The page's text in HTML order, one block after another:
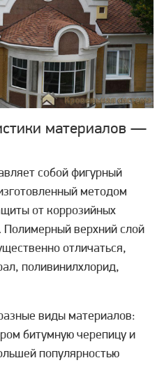
материалов —
собой фигурный
методом
от коррозийных
Полимерный верхний слой
отличаться,
поливинилхлорид,
виды материалов:
битумную черепицу и
популярностью